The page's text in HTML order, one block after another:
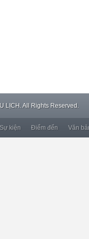
LỊCH. All Rights Reserved.
kiện Điểm đến Văn